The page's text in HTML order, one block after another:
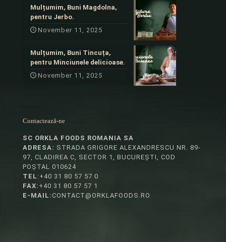
Mulțumim, Buni Magdolna,
pentru Jerbo.
November 11, 2025
Mulțumim, Buni Tincuța,
pentru Minciunele delicioase.
November 11, 2025
Contactează-ne
SC ORKLA FOODS ROMANIA SA
ADRESA: STRADA GRIGORE ALEXANDRESCU NR. 89-
97, CLADIREA C, SECTOR 1, BUCUREȘTI, COD
POȘTAL 010624
TEL :+40 31 80 57 57 0
FAX: +40 31 80 57 57 1
E-MAIL:CONTACT@ORKLAFOODS.RO